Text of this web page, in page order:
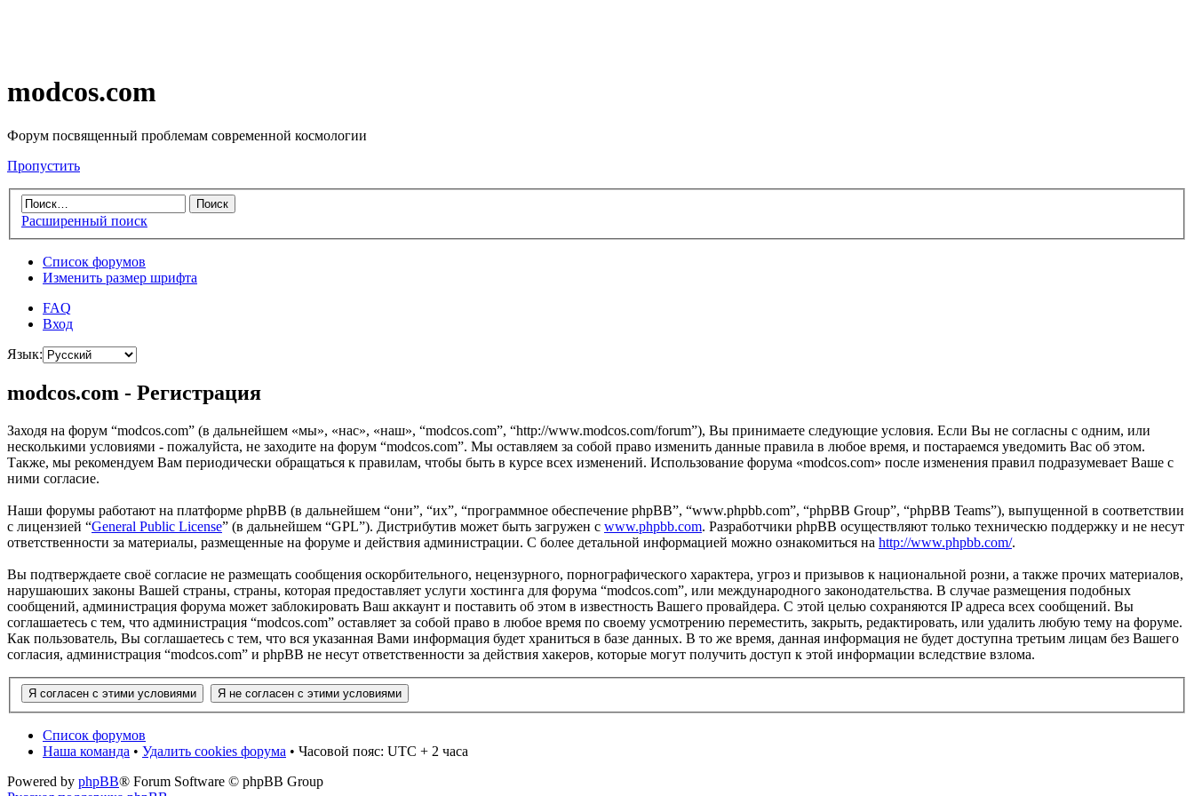
modcos.com
Форум посвященный проблемам современной космологии
Пропустить
Расширенный поиск
Список форумов
Изменить размер шрифта
FAQ
Вход
Язык:
modcos.com - Регистрация
Заходя на форум “modcos.com” (в дальнейшем «мы», «нас», «наш», “modcos.com”, “http://www.modcos.com/forum”), Вы принимаете следующие условия. Если Вы не согласны с одним, или
несколькими условиями - пожалуйста, не заходите на форум “modcos.com”. Мы оставляем за собой право изменить данные правила в любое время, и постараемся уведомить Вас об этом.
Также, мы рекомендуем Вам периодически обращаться к правилам, чтобы быть в курсе всех изменений. Использование форума «modcos.com» после изменения правил подразумевает Ваше с
ними согласие.
Наши форумы работают на платформе phpBB (в дальнейшем “они”, “их”, “программное обеспечение phpBB”, “www.phpbb.com”, “phpBB Group”, “phpBB Teams”), выпущенной в соответствии
с лицензией “General Public License” (в дальнейшем “GPL”). Дистрибутив может быть загружен с www.phpbb.com. Разработчики phpBB осуществляют только техническю поддержку и не несут
ответственности за материалы, размещенные на форуме и действия администрации. С более детальной информацией можно ознакомиться на http://www.phpbb.com/.
Вы подтверждаете своё согласие не размещать сообщения оскорбительного, нецензурного, порнографического характера, угроз и призывов к национальной розни, а также прочих материалов,
нарушаюших законы Вашей страны, страны, которая предоставляет услуги хостинга для форума “modcos.com”, или международного законодательства. В случае размещения подобных
сообщений, администрация форума может заблокировать Ваш аккаунт и поставить об этом в известность Вашего провайдера. С этой целью сохраняются IP адреса всех сообщений. Вы
соглашаетесь с тем, что администрация “modcos.com” оставляет за собой право в любое время по своему усмотрению переместить, закрыть, редактировать, или удалить любую тему на форуме.
Как пользователь, Вы соглашаетесь с тем, что вся указанная Вами информация будет храниться в базе данных. В то же время, данная информация не будет доступна третьим лицам без Вашего
согласия, администрация “modcos.com” и phpBB не несут ответственности за действия хакеров, которые могут получить доступ к этой информации вследствие взлома.
Список форумов
Наша команда • Удалить cookies форума • Часовой пояс: UTC + 2 часа
Powered by phpBB® Forum Software © phpBB Group